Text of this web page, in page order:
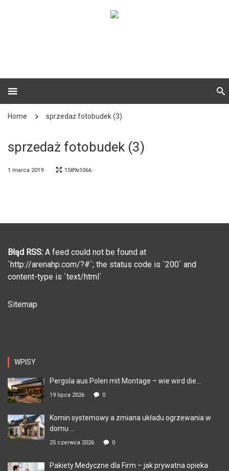
Home sprzedaż fotobudek (3)
sprzedaż fotobudek (3)
1 marca 2019 1589x1066
Błąd RSS: A feed could not be found at
`http://arenahp.com/?#`; the status code is `200` and
content-type is `text/html`
Sitemap
WPISY
Pergola aus Polen mit Montage – wie wird die...
19 lipca 2026 0
Komin systemowy a zmiana układu ogrzewania w
domu ...
25 czerwca 2026 0
Pakiety Medyczne dla Firm – jak prywatna opieka